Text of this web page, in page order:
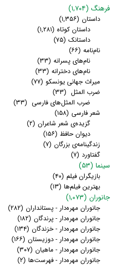
فرهنگ (۱,۷۰۴)
داستان (۱,۳۵۶)
داستان کوتاه (۱,۲۸۱)
داستانک (۷۵)
نام‌نامه (۶۶)
نام‌های پسرانه (۳۳)
نام‌های دخترانه (۳۳)
میراث جهانی یونسکو (۷۷)
ضرب المثل (۳۳)
ضرب المثل‌های فارسی (۳۳)
شعر فارسی (۱۵۸)
گزیده‌ی شعر شاعران (۲)
دیوان حافظ (۱۵۶)
زندگینامه‌ی بزرگان (۷)
گفتاورد (۷)
سینما (۵۳)
بازیگران فیلم (۴۰)
بهترین فیلم‌ها (۱۳)
جانوران (۱,۰۷۳)
جانوران مهره‌دار - پستانداران (۲۸۲)
جانوران مهره‌دار - پرندگان (۱۸۲)
جانوران مهره‌دار - خزندگان (۱۳۴)
جانوران مهره‌دار - دوزیستان (۱۶۶)
جانوران مهره‌دار - ماهیان (۳۰۷)
جانوران مهره‌دار - فهرست‌ها (۲)